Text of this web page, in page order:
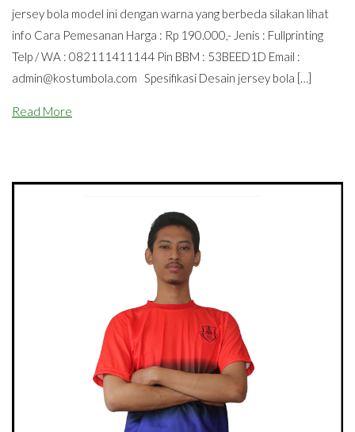
jersey bola model ini dengan warna yang berbeda silakan lihat
info Cara Pemesanan Harga : Rp 190.000,- Jenis : Fullprinting
Telp / WA : 082111411144 Pin BBM : 53BEED1D Email :
admin@kostumbola.com Spesifikasi Desain jersey bola […]
Read More